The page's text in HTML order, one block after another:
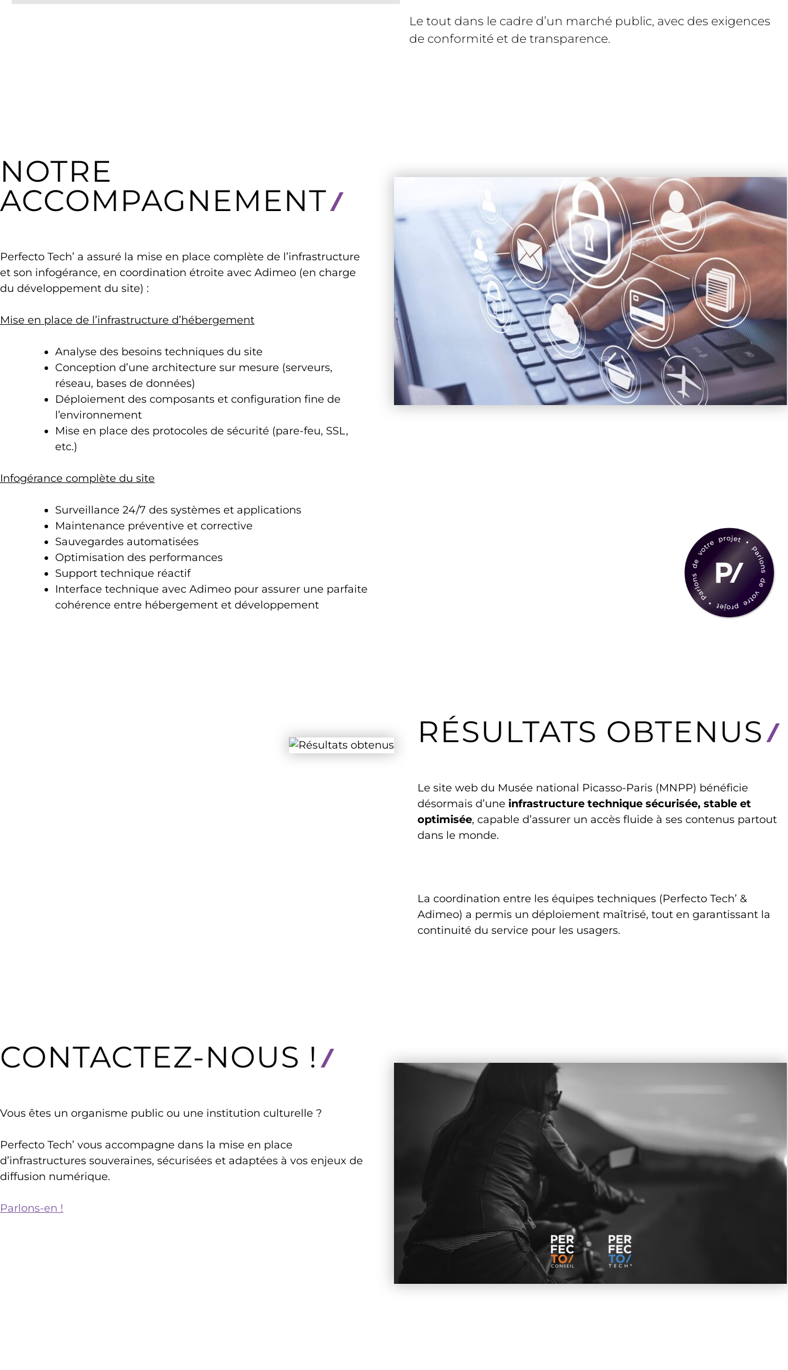
Le tout dans le cadre d’un marché public, avec des exigences
de conformité et de transparence.
NOTRE
ACCOMPAGNEMENT
Perfecto Tech’ a assuré la mise en place complète de l’infrastructure
et son infogérance, en coordination étroite avec Adimeo (en charge
du développement du site) :
Mise en place de l’infrastructure d’hébergement
Analyse des besoins techniques du site
Conception d’une architecture sur mesure (serveurs,
réseau, bases de données)
Déploiement des composants et configuration fine de
l’environnement
Mise en place des protocoles de sécurité (pare-feu, SSL,
etc.)
Infogérance complète du site
Surveillance 24/7 des systèmes et applications
Maintenance préventive et corrective
Sauvegardes automatisées
Optimisation des performances
Support technique réactif
Interface technique avec Adimeo pour assurer une parfaite
cohérence entre hébergement et développement
RÉSULTATS OBTENUS
Le site web du Musée national Picasso-Paris (MNPP) bénéficie
désormais d’une infrastructure technique sécurisée, stable et
optimisée, capable d’assurer un accès fluide à ses contenus partout
dans le monde.
La coordination entre les équipes techniques (Perfecto Tech’ &
Adimeo) a permis un déploiement maîtrisé, tout en garantissant la
continuité du service pour les usagers.
CONTACTEZ-NOUS !
Vous êtes un organisme public ou une institution culturelle ?
Perfecto Tech’ vous accompagne dans la mise en place
d’infrastructures souveraines, sécurisées et adaptées à vos enjeux de
diffusion numérique.
Parlons-en !